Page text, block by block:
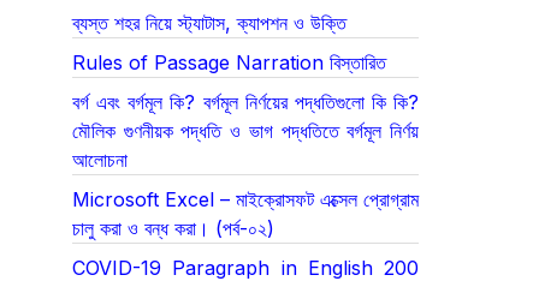
ব্যস্ত শহর নিয়ে স্ট্যাটাস, ক্যাপশন ও উক্তি
Rules of Passage Narration বিস্তারিত
বর্গ এবং বর্গমূল কি? বর্গমূল নির্ণয়ের পদ্ধতিগুলো কি কি?
মৌলিক গুণনীয়ক পদ্ধতি ও ভাগ পদ্ধতিতে বর্গমূল নির্ণয়
আলোচনা
Microsoft Excel – মাইক্রোসফট এক্সেল প্রোগ্রাম
চালু করা ও বন্ধ করা। (পর্ব-০২)
COVID-19 Paragraph in English 200